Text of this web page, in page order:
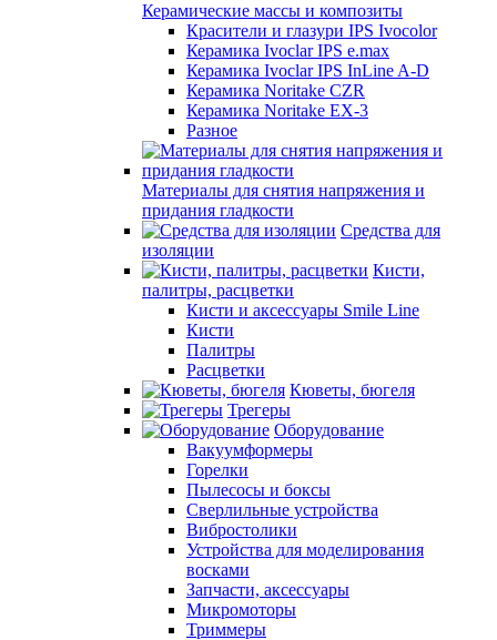
Керамические массы и композиты
Красители и глазури IPS Ivocolor
Керамика Ivoclar IPS e.max
Керамика Ivoclar IPS InLine A-D
Керамика Noritake CZR
Керамика Noritake EX-3
Разное
Материалы для снятия напряжения и
придания гладкости
Средства для
изоляции
Кисти,
палитры, расцветки
Кисти и аксессуары Smile Line
Кисти
Палитры
Расцветки
Кюветы, бюгеля
Трегеры
Оборудование
Вакуумформеры
Горелки
Пылесосы и боксы
Сверлильные устройства
Вибростолики
Устройства для моделирования
восками
Запчасти, аксессуары
Микромоторы
Триммеры